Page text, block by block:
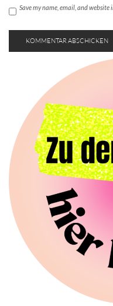
Save my name, email, and